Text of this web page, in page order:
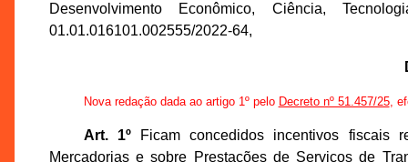
Desenvolvimento Econômico, Ciência,
01.01.016101.002555/2022-64,
Nova redação dada ao artigo 1º pelo Decreto nº 51.457/25,
Art. 1ºFicam concedidos incentivos fiscais
Mercadorias e sobre Prestações de Serviços de